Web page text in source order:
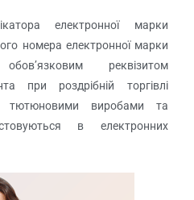
електронної марки
номера електронної марки
реквізитом
при роздрібній торгівлі
тютюновими виробами та
в електронних